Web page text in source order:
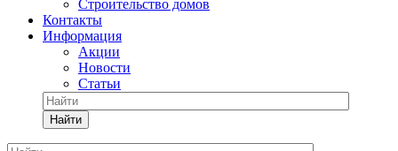
Строительство домов
Контакты
Информация
Акции
Новости
Статьи
Найти